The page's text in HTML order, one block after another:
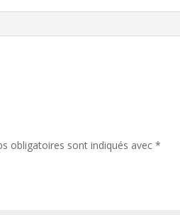
obligatoires sont indiqués avec*